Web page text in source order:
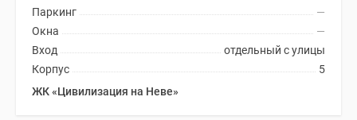
—
Паркинг
—
Окна
отдельный с улицы
Вход
5
Корпус
ЖК «Цивилизация на Неве»